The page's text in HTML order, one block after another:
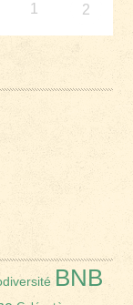
1 2
BNB